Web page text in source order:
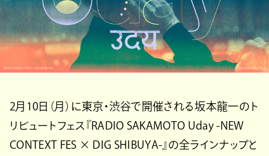
2月10日（月）に東京・渋谷で開催される坂本龍一のト
リビュートフェス『RADIO SAKAMOTO Uday -NEW
CONTEXT FES × DIG SHIBUYA-』の全ラインナップと